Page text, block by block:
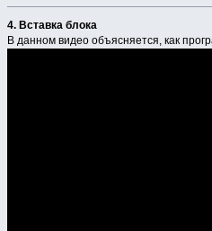
4. Вставка блока
В данном видео объясняется, как